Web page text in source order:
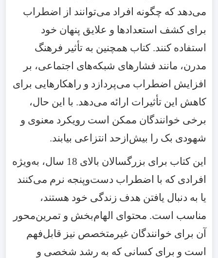
می‌دهد که چگونه افراد می‌توانند از اضطراب
برای کشف استعدادها و علایق پنهان خود
استفاده کنند. کتاب همچنین به تأثیر فرهنگ
مدرن، مانند فشارهای شبکه‌های اجتماعی، بر
افزایش اضطراب می‌پردازد و راهکارهایی برای
کاهش این تأثیرات ارائه می‌دهد. با این حال،
برخی خوانندگان ممکن است رویکرد معنوی و
شهودی بک را بیش‌ازحد انتزاعی بیابند.
این کتاب برای بزرگسالان بالای 18 سال، به‌ویژه
افرادی که با اضطراب دست‌وپنجه نرم می‌کنند
یا به دنبال یافتن هدف زندگی خود هستند،
مناسب است. محتوای الهام‌بخش و تمرین‌محور
آن برای خوانندگان غیرمتخصص نیز قابل‌فهم
است و برای کسانی که به رشد شخصی و